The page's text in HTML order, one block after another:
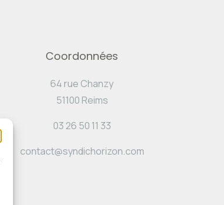
Coordonnées
64 rue Chanzy
51100 Reims
03 26 50 11 33
contact@syndichorizon.com